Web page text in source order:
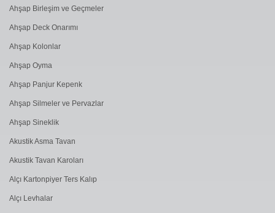
Ahşap Birleşim ve Geçmeler
Ahşap Deck Onarımı
Ahşap Kolonlar
Ahşap Oyma
Ahşap Panjur Kepenk
Ahşap Silmeler ve Pervazlar
Ahşap Sineklik
Akustik Asma Tavan
Akustik Tavan Karoları
Alçı Kartonpiyer Ters Kalıp
Alçı Levhalar